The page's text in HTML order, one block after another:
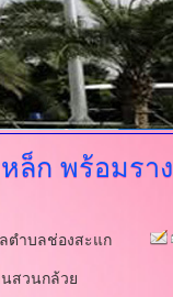
ล็ก พร้อมราง
ตำบลช่องสะแก
สวนกล้วย